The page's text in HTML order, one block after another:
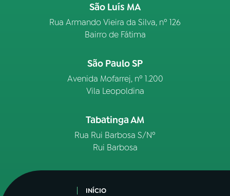
São Luís MA
Rua Armando Vieira da Silva, nº 126
Bairro de Fátima
São Paulo SP
Avenida Mofarrej, nº 1.200
Vila Leopoldina
Tabatinga AM
Rua Rui Barbosa S/Nº
Rui Barbosa
INÍCIO